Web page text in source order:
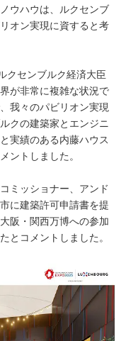
ウハウは、ルクセンブ
オン実現に資すると考
クセンブルク経済大臣
が非常に複雑な状況で
我々のパビリオン実現
クの建築家とエンジニ
実績のある内藤ハウス
ントしました。
ミッショナー、アンド
に建築許可申請書を提
阪・関西万博への参加
とコメントしました。